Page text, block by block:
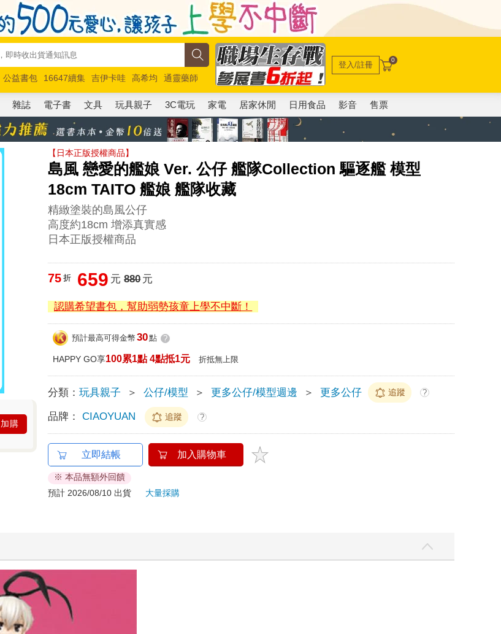
公益書包 16647續集 吉伊卡哇 高希均
通靈藥師
馬斯克 玩具總動員5 超慢跑
登入/註冊 0
雜誌 電子書 文具 玩具親子 3C電玩 家電 居家休閒 日用食品 影音 售票
【日本正版授權商品】
島風 戀愛的艦娘 Ver. 公仔 艦隊Collection 驅逐艦 模型
18cm TAITO 艦娘 艦隊收藏
精緻塗裝的島風公仔
高度約18cm 增添真實感
日本正版授權商品
加購
75 折 659 元 880元
認購希望書包，幫助弱勢孩童上學不中斷！
預計最高可得金幣 30點 ?
HAPPY GO享100累1點 4點抵1元 折抵無上限
分類：玩具親子 ＞ 公仔/模型 ＞ 更多公仔/模型週邊 ＞ 更多公仔 追蹤 ?
品牌： CIAOYUAN 追蹤 ?
立即結帳 加入購物車
※ 本品無額外回饋
預計 2026/08/10 出貨
大量採購